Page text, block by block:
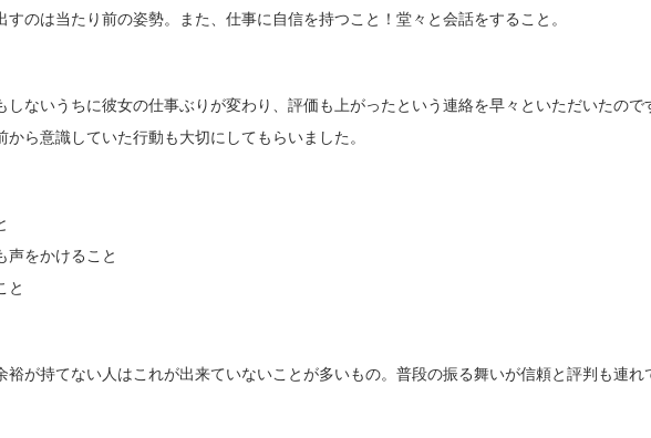
すのは当たり前の姿勢。また、仕事に自信を持つこと！堂々と会話をすること。
しないうちに彼女の仕事ぶりが変わり、評価も上がったという連絡を早々といただいたので
から意識していた行動も大切にしてもらいました。
声をかけること
と
裕が持てない人はこれが出来ていないことが多いもの。普段の振る舞いが信頼と評判も連れ